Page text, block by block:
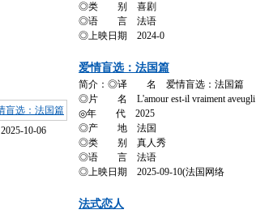
◎类 别 喜剧
◎语 言 法语
◎上映日期 2024-0
2025-10-06
爱情盲选：法国篇
简介：◎译 名 爱情盲选：法国篇
◎片 名 L'amour est-il vraiment aveugli
◎年 代 2025
◎产 地 法国
◎类 别 真人秀
◎语 言 法语
◎上映日期 2025-09-10(法国网络
法式恋人